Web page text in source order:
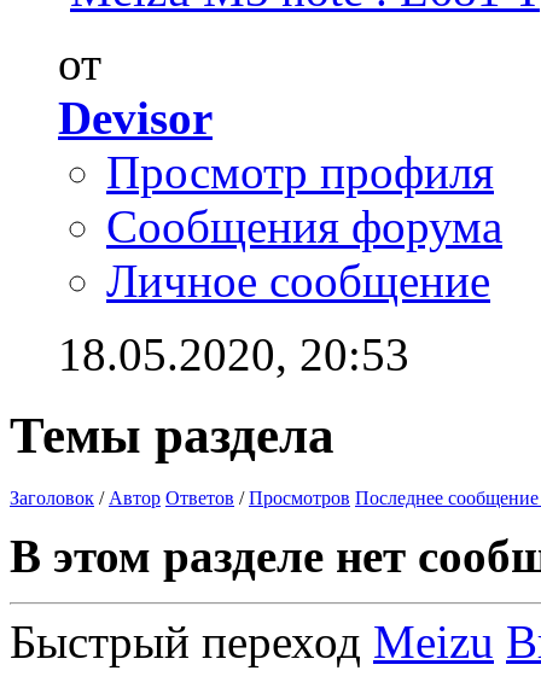
от
Devisor
Просмотр профиля
Сообщения форума
Личное сообщение
18.05.2020, 20:53
Темы раздела
Заголовок /Автор Ответов /Просмотров Последнее сообщение
В этом разделе нет
Быстрый переход Meizu